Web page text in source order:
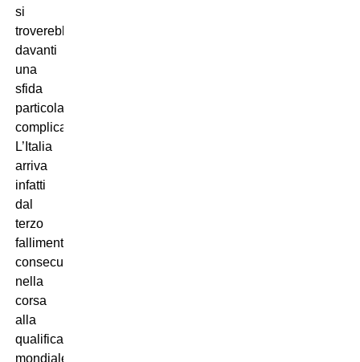
si
troverebbe
davanti
una
sfida
particolarmente
complicata.
L’Italia
arriva
infatti
dal
terzo
fallimento
consecutivo
nella
corsa
alla
qualificazione
mondiale